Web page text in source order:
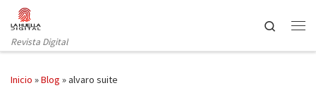
Saltar al contenido
Revista Digital
Search
Inicio »Blog »alvaro suite